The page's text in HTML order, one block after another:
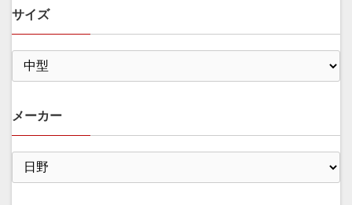
サイズ
メーカー